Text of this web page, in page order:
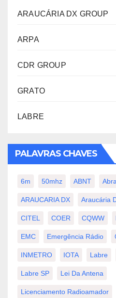
ARAUCÁRIA DX GROUP
ARPA
CDR GROUP
GRATO
LABRE
PALAVRAS CHAVES
6m 50mhz ABNT
ARAUCARIA DX Araucária
CITEL COER CQWW
EMC Emergência Rádio
INMETRO IOTA Labre
Labre SP Lei Da Antena
Licenciamento Radioamador